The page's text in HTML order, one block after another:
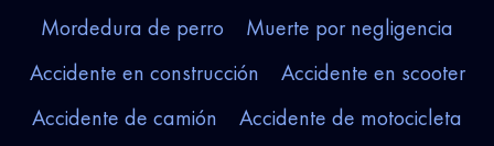
Mordedura de perro
Muerte por negligencia
Accidente en construcción
Accidente en scooter
Accidente de camión
Accidente de motocicleta